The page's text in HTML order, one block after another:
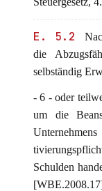
E. 5.2
die
selbständig
- 6 - oder
um die
Schulden